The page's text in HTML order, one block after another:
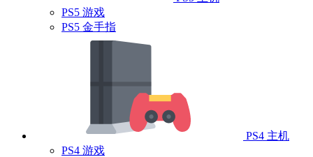
PS5 游戏
PS5 金手指
PS4 主机
PS4 游戏